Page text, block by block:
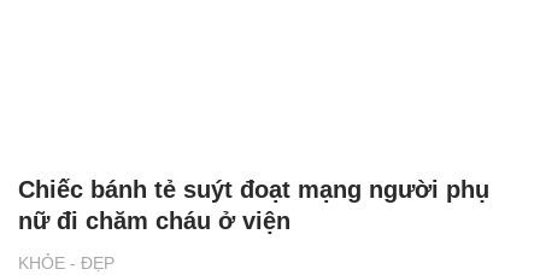
KHỎE - ĐẸP
Chiếc bánh tẻ suýt đoạt mạng người phụ
nữ đi chăm cháu ở viện